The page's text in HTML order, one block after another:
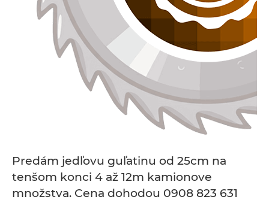
Predám jedľovu guľatinu od 25cm na
tenšom konci 4 až 12m kamionove
množstva. Cena dohodou 0908 823 631